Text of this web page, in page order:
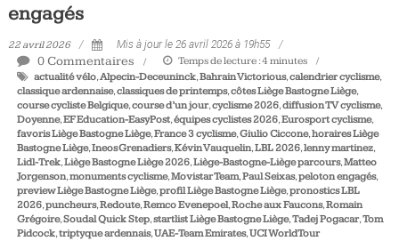
engagés
22 avril 2026 Mis à jour le 26 avril 2026 à 19h55
0 Commentaires Temps de lecture :4 minutes
actualité vélo,Alpecin-Deceuninck,Bahrain Victorious,calendrier cyclisme,
classique ardennaise,classiques de printemps,côtes Liège Bastogne Liège,
course cycliste Belgique,course d’un jour,cyclisme 2026,diffusion TV cyclisme,
Doyenne,EF Education-EasyPost,équipes cyclistes 2026,Eurosport cyclisme,
favoris Liège Bastogne Liège,France 3 cyclisme,Giulio Ciccone,horaires Liège
Bastogne Liège,Ineos Grenadiers,Kévin Vauquelin,LBL 2026,lenny martinez,
Lidl-Trek,Liège Bastogne Liège 2026,Liège-Bastogne-Liège parcours,Matteo
Jorgenson,monuments cyclisme,Movistar Team,Paul Seixas,peloton engagés,
preview Liège Bastogne Liège,profil Liège Bastogne Liège,pronostics LBL
2026,puncheurs,Redoute,Remco Evenepoel,Roche aux Faucons,Romain
Grégoire,Soudal Quick Step,startlist Liège Bastogne Liège,Tadej Pogacar,Tom
Pidcock,triptyque ardennais,UAE-Team Emirates,UCI WorldTour